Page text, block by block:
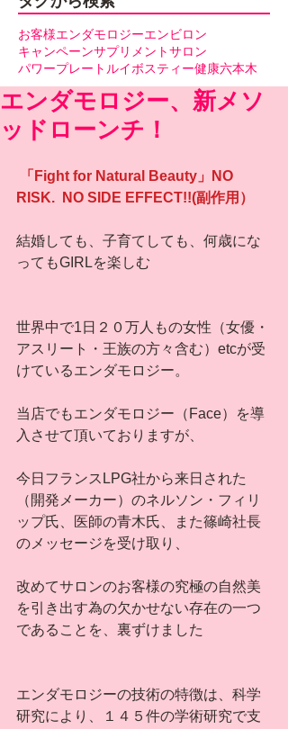
お客様エンダモロジーエンビロン
キャンペーンサプリメントサロン
パワープレート ルイボスティー健康六本木
エンダモロジー、新メソ
ッドローンチ！
RISK.  NO SIDE EFFECT!!(副作用）
結婚しても、子育てしても、何歳にな
ってもGIRLを楽しむ
世界中で1日２０万人もの女性（女優・
アスリート・王族の方々含む）etcが受
けているエンダモロジー。
当店でもエンダモロジー（Face）を導
入させて頂いておりますが、
今日フランスLPG社から来日された
（開発メーカー）のネルソン・フィリ
ップ氏、医師の青木氏、また篠崎社長
のメッセージを受け取り、
改めてサロンのお客様の究極の自然美
を引き出す為の欠かせない存在の一つ
であることを、裏ずけました
エンダモロジーの技術の特徴は、科学
研究により、１４５件の学術研究で支